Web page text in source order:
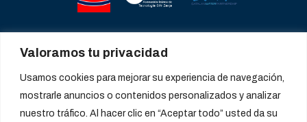
Valoramos tu privacidad
Usamos cookies para mejorar su experiencia de navegación,
mostrarle anuncios o contenidos personalizados y analizar
nuestro tráfico. Al hacer clic en “Aceptar todo” usted da su